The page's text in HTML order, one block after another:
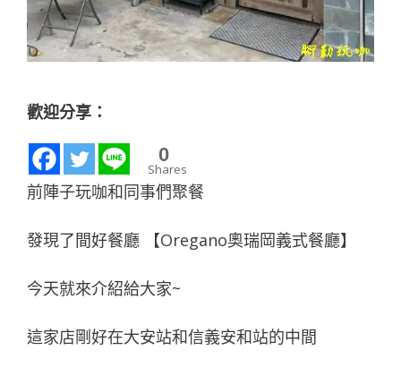
歡迎分享：
0
Shares
前陣子玩咖和同事們聚餐
發現了間好餐廳 【Oregano奧瑞岡義式餐廳】
今天就來介紹給大家~
這家店剛好在大安站和信義安和站的中間